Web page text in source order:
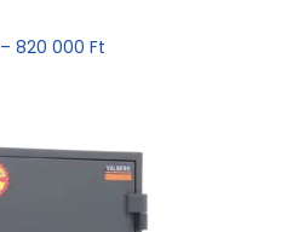
– 820 000 Ft